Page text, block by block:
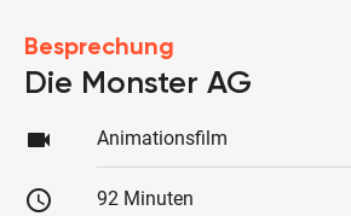
Besprechung
Die Monster AG
videocam Animationsfilm
schedule 92 Minuten